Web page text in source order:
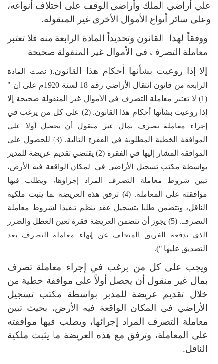
علي أراضي الملك وأراضي الوقف على اختلاف أنواعه،
وعلى سائر أنواع الأموال الأخرى غير المنقولة.
ووفقاً لهذا القانون وتحديداً المادة الرابعة منه فلا تعتبر
معاملة التصرف في الأموال غير المنقولة صحيحة
إلا إذا روعيت بشأنها أحكام هذا القانون.(نصت المادة
الرابعة من قانون انتقال الأراضي رقم 18 لسنة 1920م على ان "
(1) لا تعتبر معاملة التصرف في الأموال غير المنقولة صحيحة إلا
إذا روعيت بشأنها أحكام هذا القانون. (2) على كل من يرغب في
إجراء معاملة تصرف بمال غير منقول أن يحصل أولا على
الموافقة الخطية المطلوبة في الفقرة التالية. (3) للحصول على
الموافقة المشار إليها في الفقرة (2) يقتضي تقديم عريضة للمدير
بواسطة مكتب تسجيل الأراضي في المكان الواقعة فيه الأرض،
تبين شروط معاملة التصرف المراد إجراؤها، ويطلب فيها
موافقته على المعاملة. (4) ترفق هذه العريضة بما يثبت ملكية
الناقل، وتتضمن طلبا بتسجيل عقد ينظم تنفيذا لشروط معاملة
التصرف. (5) يجوز أن تتضمن العريضة فقرة تعين العطل والضرر
الذي يدفعه الفريق المتخلف عن إنهاء معاملة التصرف بعد
التصديق عليها ").
ويجب على كل من يرغب في إجراء معاملة تصرف
بمال غير منقول أن يحصل أولاً على موافقة خطية من
خلال تقديم عريضة للمدير بواسطة مكتب تسجيل
الأراضي في المكان الواقعة فيه الأرض، بحيث تبين
معاملة التصرف المراد إجرائها، ويطلب فيها موافقته
على المعاملة، وترفق مع هذه العريضة ما يثبت ملكية
الناقل.